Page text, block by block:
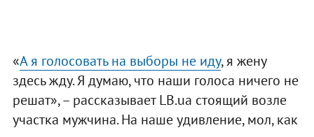
«А я голосовать на выборы не иду, я жену
здесь жду. Я думаю, что наши голоса ничего не
решат», – рассказывает LB.ua стоящий возле
участка мужчина. На наше удивление, мол, как